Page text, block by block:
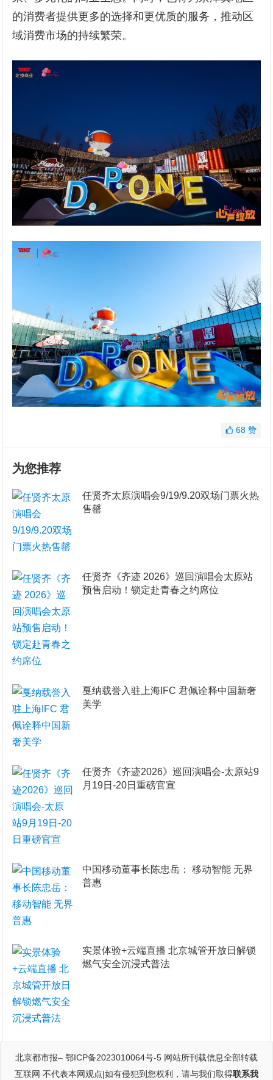
的消费者提供更多的选择和更优质的服务，推动区
域消费市场的持续繁荣。
68 赞
为您推荐
任贤齐太原演唱会9/19/9.20双场门票火热
售罄
任贤齐《齐迹 2026》巡回演唱会太原站
预售启动！锁定赴青春之约席位
戛纳载誉入驻上海IFC 君佩诠释中国新奢
美学
任贤齐《齐迹2026》巡回演唱会-太原站9
月19日-20日重磅官宣
​中国移动董事长陈忠岳： 移动智能 无界
普惠
实景体验+云端直播 北京城管开放日解锁
燃气安全沉浸式普法
北京都市报– 鄂ICP备2023010064号-5 网站所刊载信息全部转载
互联网 不代表本网观点|如有侵犯到您权利，请与我们取得联系我